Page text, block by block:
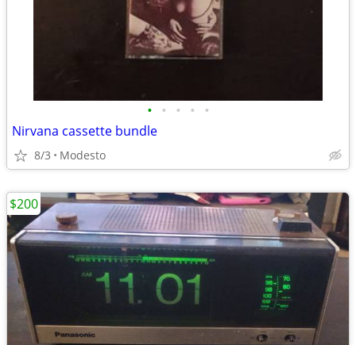
• • • • •
Nirvana cassette bundle
8/3 Modesto
$200